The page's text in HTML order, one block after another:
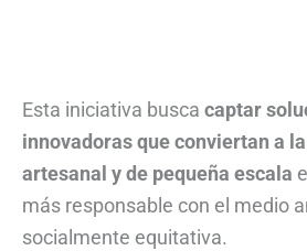
Esta iniciativa busca captar
innovadoras que conviertan a
artesanal y de pequeña escala
más responsable con el medio
socialmente equitativa.